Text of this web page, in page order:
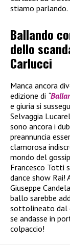
stiamo parlando.
Ballando
dello
Carlucci
Manca ancora
edizione di “
e giuria si
Selvaggia
sono ancora i
preannuncia
clamorosa
mondo del
Francesco Totti
dance show Rai!
Giuseppe
ballo sarebbe
sottolineato dal
se andasse in
colpaccio!